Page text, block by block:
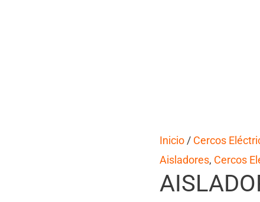
Inicio / Cercos
Aisladores, Cercos